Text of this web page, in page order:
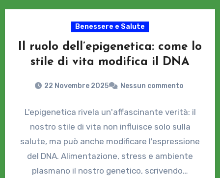
Benessere e Salute
Il ruolo dell’epigenetica: come lo
stile di vita modifica il DNA
22 Novembre 2025 Nessun commento
L'epigenetica rivela un'affascinante verità: il
nostro stile di vita non influisce solo sulla
salute, ma può anche modificare l'espressione
del DNA. Alimentazione, stress e ambiente
plasmano il nostro genetico, scrivendo…